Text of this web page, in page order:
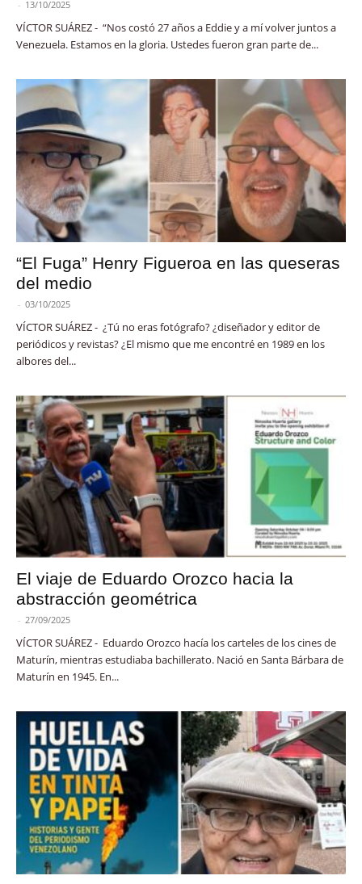
- 13/10/2025
VÍCTOR SUÁREZ - “Nos costó 27 años a Eddie y a mí volver juntos a
Venezuela. Estamos en la gloria. Ustedes fueron gran parte de...
“El Fuga” Henry Figueroa en las queseras
del medio
- 03/10/2025
VÍCTOR SUÁREZ - ¿Tú no eras fotógrafo? ¿diseñador y editor de
periódicos y revistas? ¿El mismo que me encontré en 1989 en los
albores del...
El viaje de Eduardo Orozco hacia la
abstracción geométrica
- 27/09/2025
VÍCTOR SUÁREZ - Eduardo Orozco hacía los carteles de los cines de
Maturín, mientras estudiaba bachillerato. Nació en Santa Bárbara de
Maturín en 1945. En...